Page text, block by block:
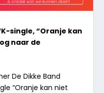
single, “Oranje kan
naar de
De Dikke Band
“Oranje kan niet